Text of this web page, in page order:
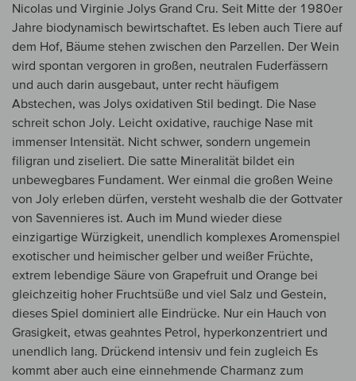
Nicolas und Virginie Jolys Grand Cru. Seit Mitte der 1980er
Jahre biodynamisch bewirtschaftet. Es leben auch Tiere auf
dem Hof, Bäume stehen zwischen den Parzellen. Der Wein
wird spontan vergoren in großen, neutralen Fuderfässern
und auch darin ausgebaut, unter recht häufigem
Abstechen, was Jolys oxidativen Stil bedingt. Die Nase
schreit schon Joly. Leicht oxidative, rauchige Nase mit
immenser Intensität. Nicht schwer, sondern ungemein
filigran und ziseliert. Die satte Mineralität bildet ein
unbewegbares Fundament. Wer einmal die großen Weine
von Joly erleben dürfen, versteht weshalb die der Gottvater
von Savennieres ist. Auch im Mund wieder diese
einzigartige Würzigkeit, unendlich komplexes Aromenspiel
exotischer und heimischer gelber und weißer Früchte,
extrem lebendige Säure von Grapefruit und Orange bei
gleichzeitig hoher Fruchtsüße und viel Salz und Gestein,
dieses Spiel dominiert alle Eindrücke. Nur ein Hauch von
Grasigkeit, etwas geahntes Petrol, hyperkonzentriert und
unendlich lang. Drückend intensiv und fein zugleich Es
kommt aber auch eine einnehmende Charmanz zum